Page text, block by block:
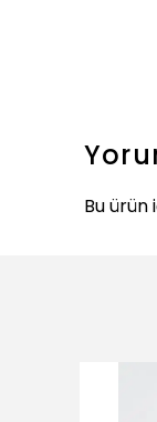
Bu ürün